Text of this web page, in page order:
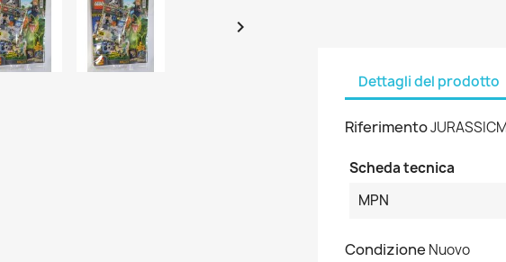

Dettagli del prodotto
Riferimento
Scheda tecnica
MPN
Condizione Nuovo